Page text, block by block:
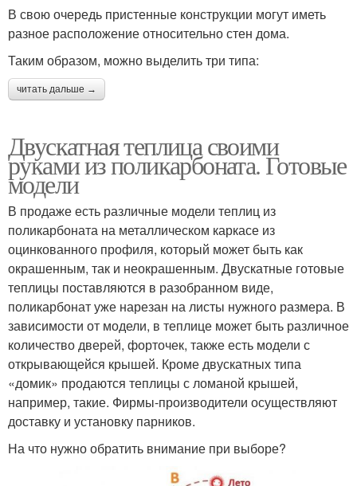
В свою очередь пристенные конструкции могут иметь
разное расположение относительно стен дома.
Таким образом, можно выделить три типа:
читать дальше →
Двускатная теплица своими
руками из поликарбоната. Готовые
модели
В продаже есть различные модели теплиц из
поликарбоната на металлическом каркасе из
оцинкованного профиля, который может быть как
окрашенным, так и неокрашенным. Двускатные готовые
теплицы поставляются в разобранном виде,
поликарбонат уже нарезан на листы нужного размера. В
зависимости от модели, в теплице может быть различное
количество дверей, форточек, также есть модели с
открывающейся крышей. Кроме двускатных типа
«домик» продаются теплицы с ломаной крышей,
например, такие. Фирмы-производители осуществляют
доставку и установку парников.
На что нужно обратить внимание при выборе?